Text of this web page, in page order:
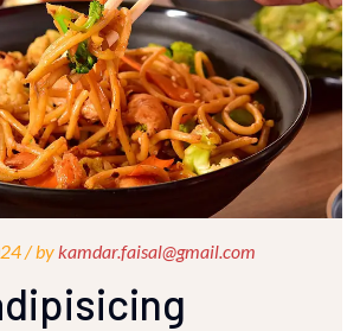
/bykamdar.faisal@gmail.com